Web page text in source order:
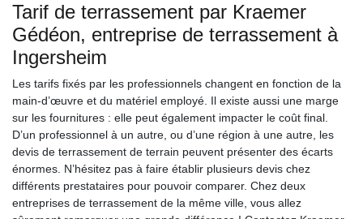
Tarif de terrassement par Kraemer
Gédéon, entreprise de terrassement à
Ingersheim
Les tarifs fixés par les professionnels changent en fonction de la
main-d’œuvre et du matériel employé. Il existe aussi une marge
sur les fournitures : elle peut également impacter le coût final.
D’un professionnel à un autre, ou d’une région à une autre, les
devis de terrassement de terrain peuvent présenter des écarts
énormes. N’hésitez pas à faire établir plusieurs devis chez
différents prestataires pour pouvoir comparer. Chez deux
entreprises de terrassement de la même ville, vous allez